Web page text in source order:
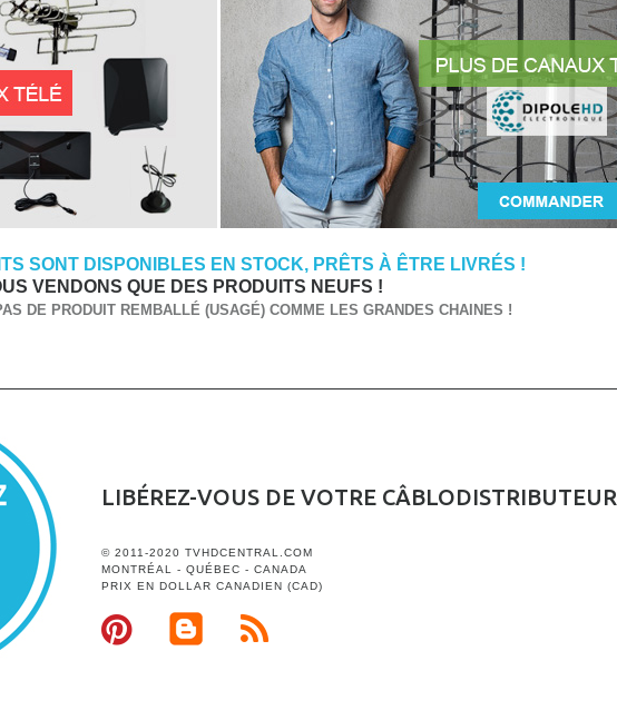
SONT DISPONIBLES EN STOCK, PRÊTS À ÊTRE LIVRÉS !
VENDONS QUE DES PRODUITS NEUFS !
DE PRODUIT REMBALLÉ (USAGÉ) COMME LES GRANDES CHAINES !
LIBÉREZ-VOUS DE VOTRE CÂBLODISTRIBUTEUR
© 2011-2020 TVHDCENTRAL.COM
MONTRÉAL - QUÉBEC - CANADA
PRIX EN DOLLAR CANADIEN (CAD)